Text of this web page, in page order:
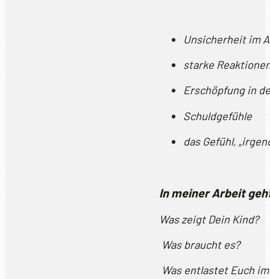
Unsicherheit im
starke
Erschöpfung in
Schuldgefühle
das Gefühl,
In meiner Arbeit
Was zeigt Dein Kind?
Was braucht es?
Was entlastet Euch